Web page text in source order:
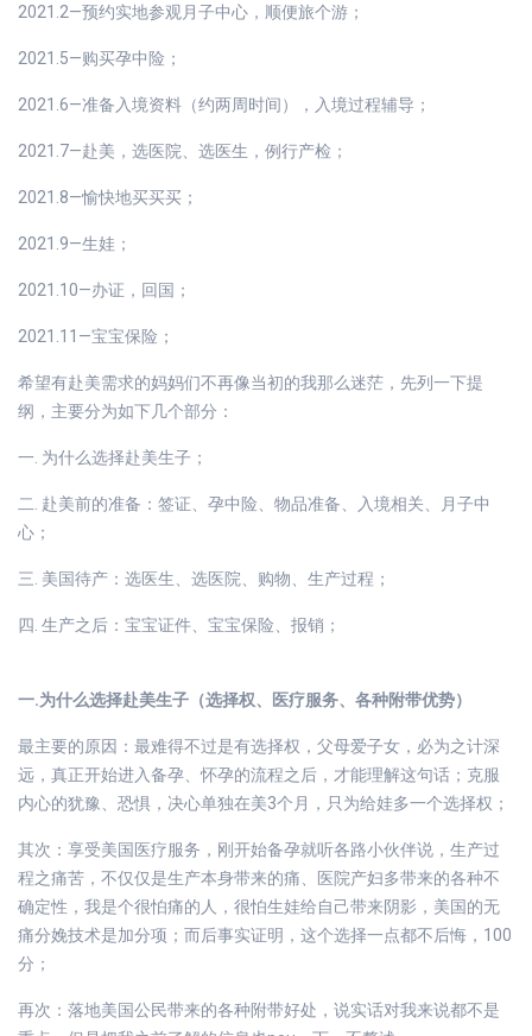
2021.2—预约实地参观月子中心，顺便旅个游；
2021.5—购买孕中险；
2021.6—准备入境资料（约两周时间），入境过程辅导；
2021.7—赴美，选医院、选医生，例行产检；
2021.8—愉快地买买买；
2021.9—生娃；
2021.10—办证，回国；
2021.11—宝宝保险；
希望有赴美需求的妈妈们不再像当初的我那么迷茫，先列一下提
纲，主要分为如下几个部分：
一. 为什么选择赴美生子；
二. 赴美前的准备：签证、孕中险、物品准备、入境相关、月子中
心；
三. 美国待产：选医生、选医院、购物、生产过程；
四. 生产之后：宝宝证件、宝宝保险、报销；
一.为什么选择赴美生子（选择权、医疗服务、各种附带优势）
最主要的原因：最难得不过是有选择权，父母爱子女，必为之计深
远，真正开始进入备孕、怀孕的流程之后，才能理解这句话；克服
内心的犹豫、恐惧，决心单独在美3个月，只为给娃多一个选择权；
其次：享受美国医疗服务，刚开始备孕就听各路小伙伴说，生产过
程之痛苦，不仅仅是生产本身带来的痛、医院产妇多带来的各种不
确定性，我是个很怕痛的人，很怕生娃给自己带来阴影，美国的无
痛分娩技术是加分项；而后事实证明，这个选择一点都不后悔，100
分；
再次：落地美国公民带来的各种附带好处，说实话对我来说都不是